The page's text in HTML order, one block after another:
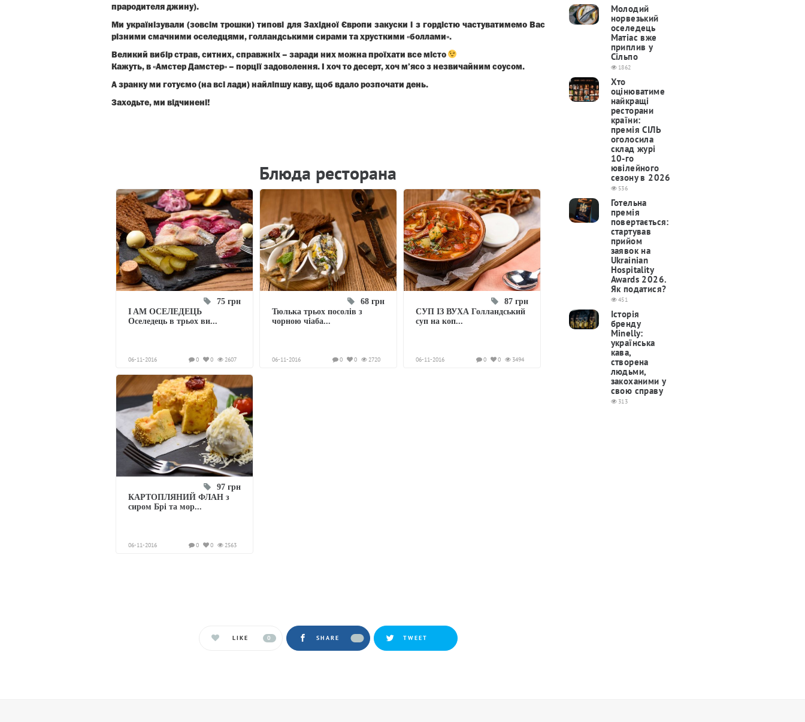
прародителя джину).
Ми українізували (зовсім трошки) типові для Західної Європи закуски і з гордістю частуватимемо Вас
різними смачними оселедцями, голландськими сирами та хрусткими «боллами».
Великий вибір страв, ситних, справжніх – заради них можна проїхати все місто
Кажуть, в «Амстер Дамстер» – порції задоволення. І хоч то десерт, хоч м’ясо з незвичайним соусом.
А зранку ми готуємо (на всі лади) найліпшу каву, щоб вдало розпочати день.
Заходьте, ми відчинені!
Блюда ресторана
75 грн
I AM ОСЕЛЕДЕЦЬ
Оселедець в трьох ви...
06-11-2016 2607
0
0
68 грн
Тюлька трьох посолів з
чорною чіаба...
06-11-2016 2720
0
0
87 грн
СУП ІЗ ВУХА Голландський
суп на коп...
06-11-2016 3494
0
0
97 грн
КАРТОПЛЯНИЙ ФЛАН з
сиром Брі та мор...
06-11-2016 2563
0
0
LIKE 0 SHARE TWEET
Молодий
норвезький
оселедець
Матіас вже
приплив у
Сільпо
1862
Хто
оцінюватиме
найкращі
ресторани
країни:
премія СІЛЬ
оголосила
склад журі
10-го
ювілейного
сезону в 2026
536
Готельна
премія
повертається:
cтартував
прийом
заявок на
Ukrainian
Hospitality
Awards 2026.
Як податися?
451
Історія
бренду
Minelly:
українська
кава,
створена
людьми,
закоханими у
свою справу
313